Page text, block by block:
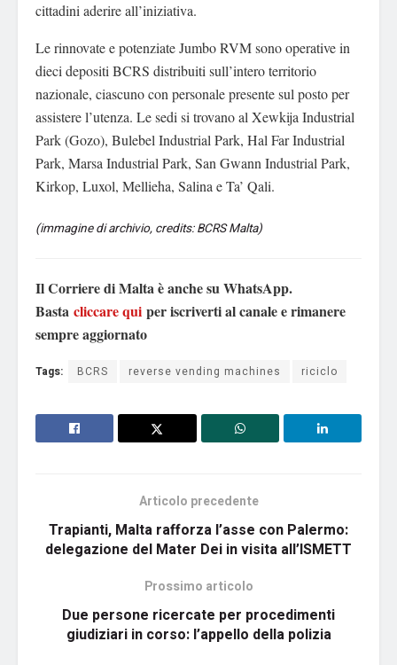
cittadini aderire all’iniziativa.
Le rinnovate e potenziate Jumbo RVM sono operative in
dieci depositi BCRS distribuiti sull’intero territorio
nazionale, ciascuno con personale presente sul posto per
assistere l’utenza. Le sedi si trovano al Xewkija Industrial
Park (Gozo), Bulebel Industrial Park, Hal Far Industrial
Park, Marsa Industrial Park, San Gwann Industrial Park,
Kirkop, Luxol, Mellieha, Salina e Ta’ Qali.
(immagine di archivio, credits: BCRS Malta)
Il Corriere di Malta è anche su WhatsApp.
Basta cliccare qui per iscriverti al canale e rimanere
sempre aggiornato
Tags: BCRS reverse vending machines riciclo
Articolo precedente
Trapianti, Malta rafforza l’asse con Palermo:
delegazione del Mater Dei in visita all’ISMETT
Prossimo articolo
Due persone ricercate per procedimenti
giudiziari in corso: l’appello della polizia